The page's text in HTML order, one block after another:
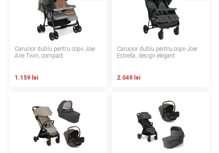
Termeni si conditii
Politica de confidentialitate
Politica de utilizare cookie-uri
Modalitati de plata
Formular de retur
Garantia produselor
Carucior dublu pentru copii Joie
Aire Twin, compact
1.159 lei
Carucior dublu pentru copii Joie
Estrella, design elegant
2.049 lei